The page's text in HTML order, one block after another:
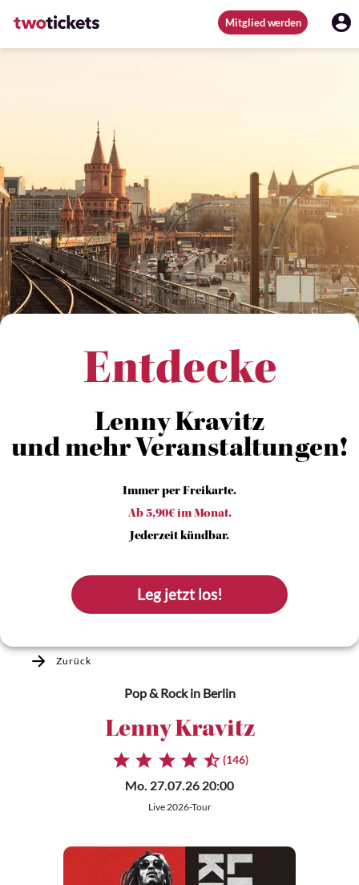
Mitglied werden
Entdecke
Lenny Kravitz
und mehr Veranstaltungen!
Immer per Freikarte.
Ab 5,90€ im Monat.
Jederzeit kündbar.
Leg jetzt los!
Zurück
Pop & Rockin Berlin
Lenny Kravitz
(146)
Mo. 27.07.26 20:00
Live 2026-Tour